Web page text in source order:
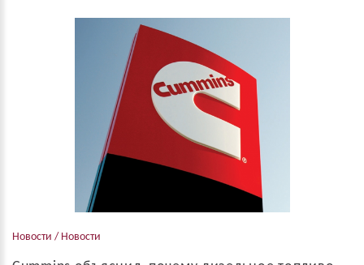
получить наклейку класса -1. Чище только элект...
Новости / Новости